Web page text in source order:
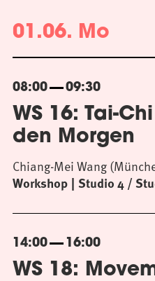
01.06. Mo
08:00 09:30
WS 16: Tai-
den Morgen
Workshop Studio 4 /
Chiang-Mei Wang
14:00 16:00
WS 18: